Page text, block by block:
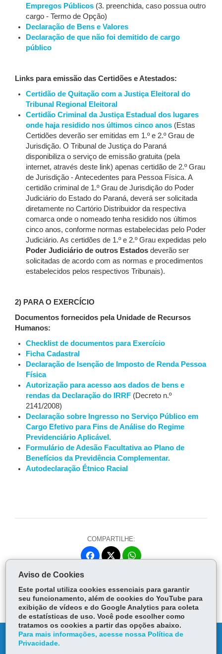
Empregos Públicos (3. preenchida, caso possua outro
cargo - Termo de Opção)
Declaração de Bens e Valores
Declaração de que não foi demitido de cargo
público
Links para emissão das Certidões e Atestados:
Certidão de Quitação com a Justiça Eleitoral do
Tribunal Regional Eleitoral
Certidão Criminal da Justiça Estadual dos lugares
onde haja residido nos últimos cinco anos (Estas
Certidões deverão ser emitidas em 1.º e 2.º Grau de
Jurisdição. O Tribunal de Justiça do Paraná
disponibiliza o serviço de emissão gratuita (pela
internet, através deste link) apenas certidão de 2.º Grau
de Jurisdição - Antecedentes para Pessoa Física. A
certidão criminal de 1.º Grau de Jurisdição do Poder
Judiciário do Estado do Paraná, deverá ser solicitada
diretamente no Cartório Distribuidor da respectiva
comarca onde o nomeado tenha residido nos últimos
cinco anos, conforme normas estabelecidas pelo Poder
Judiciário. As certidões de 1.º e 2.º Grau expedidas pelo
Poder Judiciário de outros Estados deverão ser
solicitadas de acordo com as normas e procedimentos
estabelecidos pelos respectivos Tribunais).
2) PARA O EXERCÍCIO
Documentos fornecidos pela Unidade de Recursos
Humanos:
Checklist de documentos para Exercício
Ficha Cadastral
Declaração de Isenção de Imposto de Renda Pessoa
Física
Autorização para acesso aos dados de bens e
rendas da Declaração do IRRF (Decreto n.º
2141/2008)
Declaração sobre Ingresso no Serviço Público em
Cargo Efetivo para Fins de Análise do Regime
Previdenciário Aplicável.
Formulário de Adesão Facultativa ao Plano de
Benefícios da Previdência Complementar.
Autodeclaração Étnico Racial
COMPARTILHE:
Fa
ok
itt
er
Ap
p
DENUNCIE CORRUPÇÃO
Aviso de Cookies
Este portal utiliza cookies essenciais para garantir
seu funcionamento, além de cookies do YouTube para
exibição de vídeos e do Google Analytics para coleta
de estatísticas de uso. Você pode escolher como
tratamos os cookies a partir das opções abaixo.
Para mais informações, acesse nossa Política de
Privacidade.